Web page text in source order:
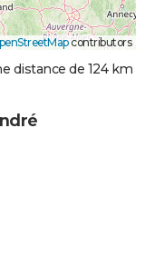
contributors
distance de 124 km